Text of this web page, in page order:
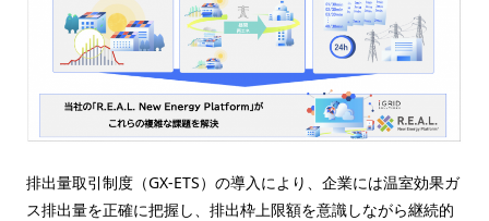
排出量取引制度（GX-ETS）の導入により、企業には温室効果ガ
ス排出量を正確に把握し、排出枠上限額を意識しながら継続的